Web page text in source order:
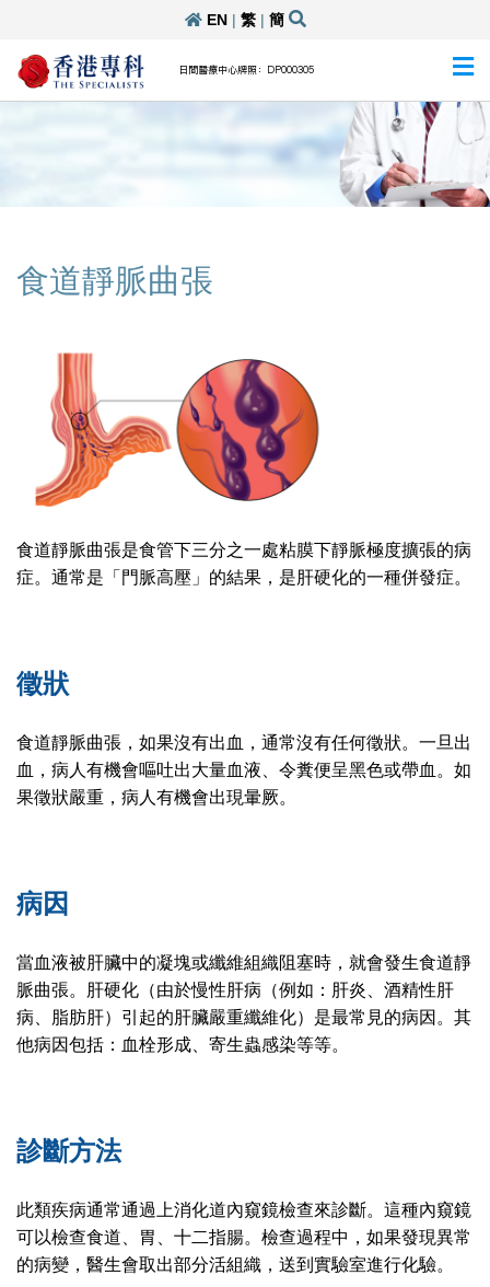
EN| 繁| 簡
日間醫療中心牌照：DP000305
食道靜脈曲張
食道靜脈曲張是食管下三分之一處粘膜下靜脈極度擴張的病
症。通常是「門脈高壓」的結果，是肝硬化的一種併發症。
徵狀
食道靜脈曲張，如果沒有出血，通常沒有任何徵狀。一旦出
血，病人有機會嘔吐出大量血液、令糞便呈黑色或帶血。如
果徵狀嚴重，病人有機會出現暈厥。
病因
當血液被肝臟中的凝塊或纖維組織阻塞時，就會發生食道靜
脈曲張。肝硬化（由於慢性肝病（例如：肝炎、酒精性肝
病、脂肪肝）引起的肝臟嚴重纖維化）是最常見的病因。其
他病因包括：血栓形成、寄生蟲感染等等。
診斷方法
此類疾病通常通過上消化道內窺鏡檢查來診斷。這種內窺鏡
可以檢查食道、胃、十二指腸。檢查過程中，如果發現異常
的病變，醫生會取出部分活組織，送到實驗室進行化驗。